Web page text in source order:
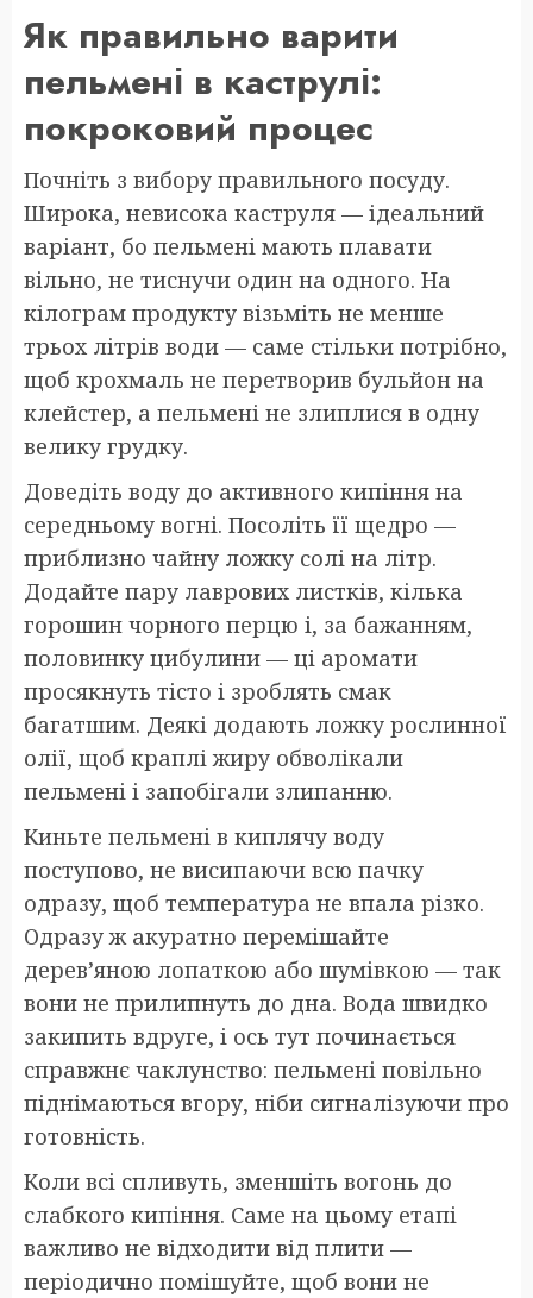
Як правильно варити
пельмені в каструлі:
покроковий процес
Почніть з вибору правильного посуду.
Широка, невисока каструля — ідеальний
варіант, бо пельмені мають плавати
вільно, не тиснучи один на одного. На
кілограм продукту візьміть не менше
трьох літрів води — саме стільки потрібно,
щоб крохмаль не перетворив бульйон на
клейстер, а пельмені не злиплися в одну
велику грудку.
Доведіть воду до активного кипіння на
середньому вогні. Посоліть її щедро —
приблизно чайну ложку солі на літр.
Додайте пару лаврових листків, кілька
горошин чорного перцю і, за бажанням,
половинку цибулини — ці аромати
просякнуть тісто і зроблять смак
багатшим. Деякі додають ложку рослинної
олії, щоб краплі жиру обволікали
пельмені і запобігали злипанню.
Киньте пельмені в киплячу воду
поступово, не висипаючи всю пачку
одразу, щоб температура не впала різко.
Одразу ж акуратно перемішайте
дерев’яною лопаткою або шумівкою — так
вони не прилипнуть до дна. Вода швидко
закипить вдруге, і ось тут починається
справжнє чаклунство: пельмені повільно
піднімаються вгору, ніби сигналізуючи про
готовність.
Коли всі спливуть, зменшіть вогонь до
слабкого кипіння. Саме на цьому етапі
важливо не відходити від плити —
періодично помішуйте, щоб вони не